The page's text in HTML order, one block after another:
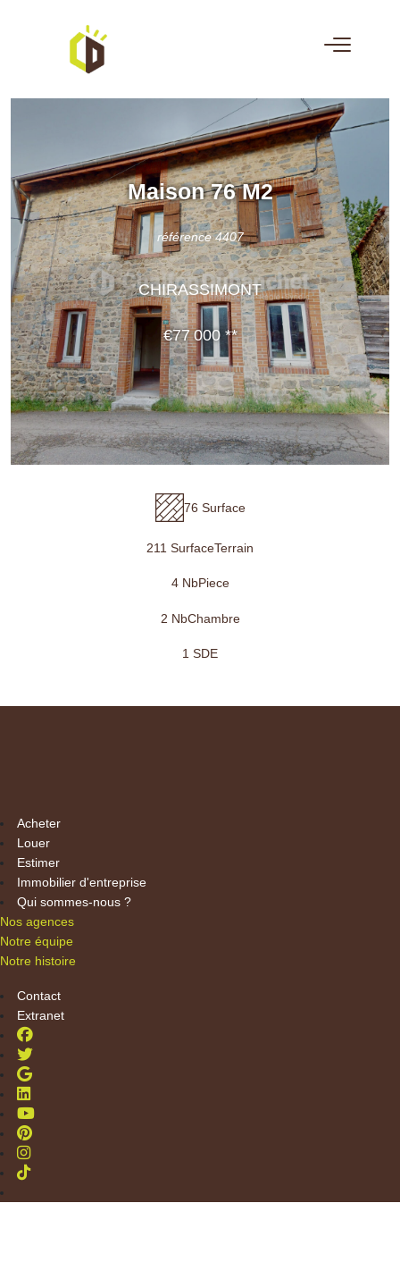
Maison 76 M2
référence 4407
CHIRASSIMONT
€77 000**
76 Surface
211 SurfaceTerrain
4 NbPiece
2 NbChambre
1 SDE
Acheter
Louer
Estimer
Immobilier d'entreprise
Qui sommes-nous ?
Nos agences
Notre équipe
Notre histoire
Contact
Extranet